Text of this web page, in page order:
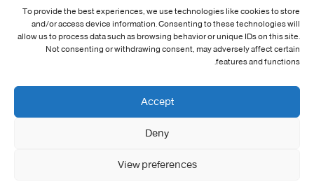
To provide the best experiences, we use technologies like cookies to store
and/or access device information. Consenting to these technologies will
allow us to process data such as browsing behavior or unique IDs on this site.
Not consenting or withdrawing consent, may adversely affect certain
features and functions.
Accept
Deny
View preferences
معلومات الاتصال
Address:
جامعة العربي التبسي طريق قسنطينة - تبسة